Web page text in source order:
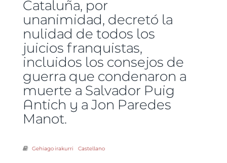
Cataluña, por
unanimidad, decretó la
nulidad de todos los
juicios franquistas,
incluidos los consejos de
guerra que condenaron a
muerte a Salvador Puig
Antich y a Jon Paredes
Manot.
Gehiago irakurri "Septiembre del 75" filmaren proiekzioa Kabigorrin -ri buruz
Castellano